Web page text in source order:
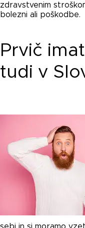
zdravstvenim
bolezni ali poškodbe.
Prvič
tudi v